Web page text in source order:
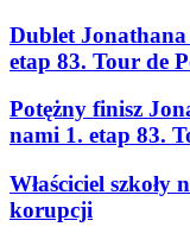
Dublet
etap 83. Tour de
Potężny finisz
nami 1. etap 83.
Właściciel
korupcji